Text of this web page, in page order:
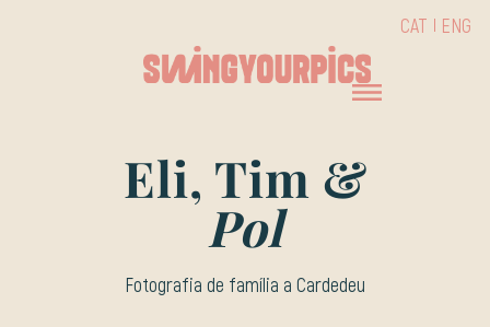
CAT ENG
Eli, Tim &
Pol
Fotografia de família a Cardedeu